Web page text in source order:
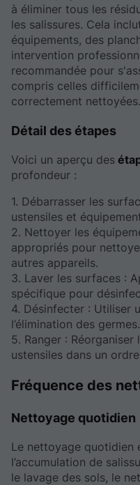
à éliminer tous les
les salissures. Cela
équipements, des
intervention
recommandée pour
compris celles
correctement nettoyées.
Détail des étapes
Voici un aperçu des
profondeur :
1. Débarrasser les
ustensiles et
2. Nettoyer les
appropriés pour
autres appareils.
3. Laver les surfaces :
spécifique pour
4. Désinfecter : Utiliser
l’élimination des germes.
5. Ranger :
ustensiles dans un
Fréquence des
Nettoyage quotidien
Le nettoyage quotidien
l’accumulation de
le lavage des sols, le